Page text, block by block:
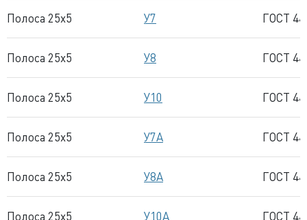
Полоса 25x5 У7 ГОСТ
Полоса 25x5 У8 ГОСТ
Полоса 25x5 У10 ГОСТ
Полоса 25x5 У7А ГОСТ
Полоса 25x5 У8А ГОСТ
Полоса 25x5 У10А ГОСТ